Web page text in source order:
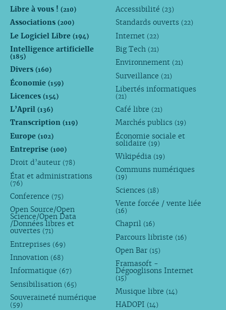
Libre à vous ! (210)
Associations (200)
Le Logiciel Libre (194)
Intelligence artificielle
(185)
Divers (160)
Économie (159)
Licences (154)
L’April (136)
Transcription (119)
Europe (102)
Entreprise (100)
Droit d’auteur (78)
État et administrations
(76)
Conference (75)
Open Source/Open
Science/Open Data
/Données libres et
ouvertes (71)
Entreprises (69)
Innovation (68)
Informatique (67)
Sensibilisation (65)
Souveraineté numérique
(59)
Accessibilité (23)
Standards ouverts (22)
Internet (22)
Big Tech (21)
Environnement (21)
Surveillance (21)
Libertés informatiques
(21)
Café libre (21)
Marchés publics (19)
Économie sociale et
solidaire (19)
Wikipédia (19)
Communs numériques
(19)
Sciences (18)
Vente forcée / vente liée
(16)
Chapril (16)
Parcours libriste (16)
Open Bar (15)
Framasoft -
Dégooglisons Internet
(15)
Musique libre (14)
HADOPI (14)